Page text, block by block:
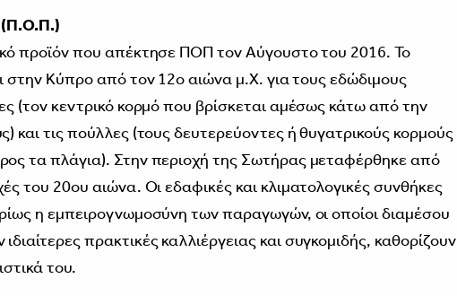
(Π.Ο.Π.)
προϊόν που απέκτησε ΠΟΠ τον Αύγουστο του 2016. Το
στην Κύπρο από τον 12ο αιώνα μ.Χ. για τους εδώδιμους
(τον κεντρικό κορμό που βρίσκεται αμέσως κάτω από την
και τις πούλλες (τους δευτερεύοντες ή θυγατρικούς κορμούς
τα πλάγια). Στην περιοχή της Σωτήρας μεταφέρθηκε από
του 20ου αιώνα. Οι εδαφικές και κλιματολογικές συνθήκες
η εμπειρογνωμοσύνη των παραγωγών, οι οποίοι διαμέσου
πρακτικές καλλιέργειας και συγκομιδής, καθορίζουν
του.